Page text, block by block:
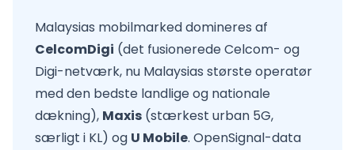
Malaysias mobilmarked domineres af
CelcomDigi (det fusionerede Celcom- og
Digi-netværk, nu Malaysias største operatør
med den bedste landlige og nationale
dækning), Maxis (stærkest urban 5G,
særligt i KL) og U Mobile. OpenSignal-data